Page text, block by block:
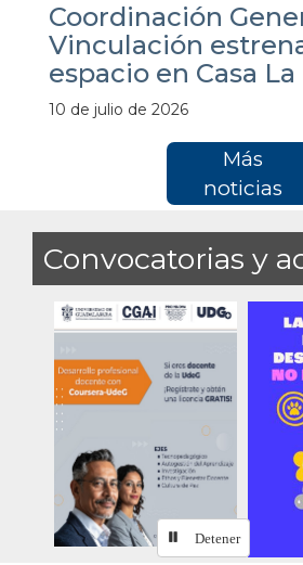
Coordinación
Vinculación
espacio en Casa La
10 de julio de 2026
Más
noticias
Convocatorias y
Detener